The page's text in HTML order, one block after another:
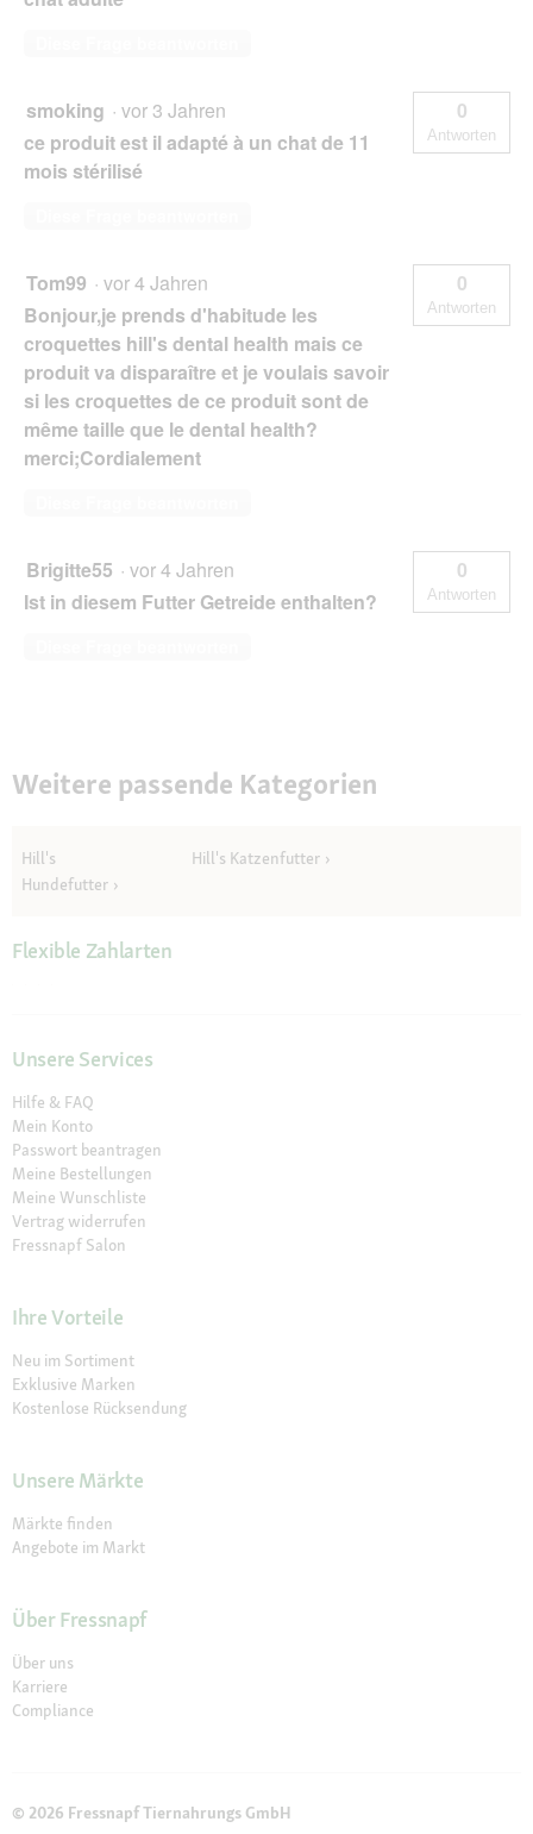
smoking · vor 3 Jahren
ce produit est il adapté à un chat de 11
mois stérilisé
0
Antworten
Tom99 · vor 4 Jahren
Bonjour,je prends d'habitude les
croquettes hill's dental health mais ce
produit va disparaître et je voulais savoir
si les croquettes de ce produit sont de
même taille que le dental health?
merci;Cordialement
0
Antworten
Brigitte55 · vor 4 Jahren
Ist in diesem Futter Getreide enthalten?
0
Antworten
Weitere passende Kategorien
Hill's
Hundefutter
Hill's Katzenfutter
Flexible Zahlarten
Unsere Services
Hilfe & FAQ
Mein Konto
Passwort beantragen
Meine Bestellungen
Meine Wunschliste
Vertrag widerrufen
Fressnapf Salon
Ihre Vorteile
Neu im Sortiment
Exklusive Marken
Kostenlose Rücksendung
Unsere Märkte
Märkte finden
Angebote im Markt
Über Fressnapf
Über uns
Karriere
Compliance
© 2026 Fressnapf Tiernahrungs GmbH